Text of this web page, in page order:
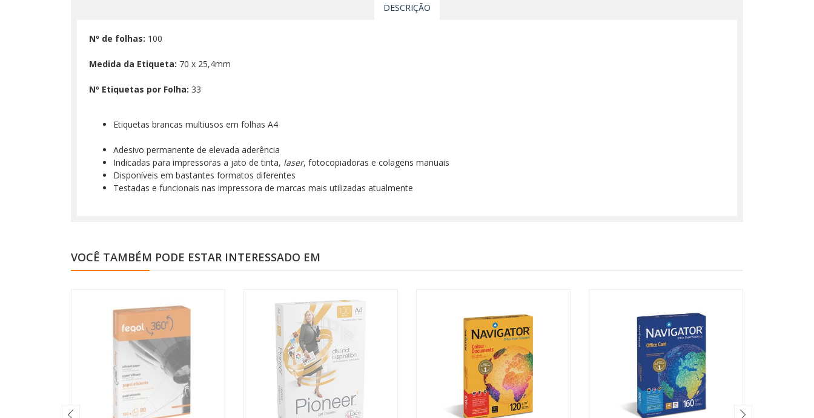
DESCRIÇÃO
Nº de folhas: 100
Medida da Etiqueta: 70 x 25,4mm
Nº Etiquetas por Folha: 33
Etiquetas brancas multiusos em folhas A4
Adesivo permanente de elevada aderência
Indicadas para impressoras a jato de tinta, laser, fotocopiadoras e colagens manuais
Disponíveis em bastantes formatos diferentes
Testadas e funcionais nas impressora de marcas mais utilizadas atualmente
VOCÊ TAMBÉM PODE ESTAR INTERESSADO EM